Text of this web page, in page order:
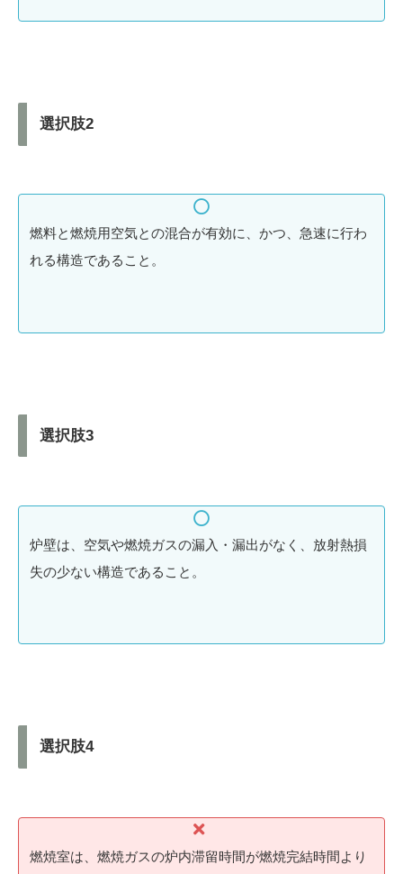
選択肢2
燃料と燃焼用空気との混合が有効に、かつ、急速に行わ
れる構造であること。
選択肢3
炉壁は、空気や燃焼ガスの漏入・漏出がなく、放射熱損
失の少ない構造であること。
選択肢4
燃焼室は、燃焼ガスの炉内滞留時間が燃焼完結時間より